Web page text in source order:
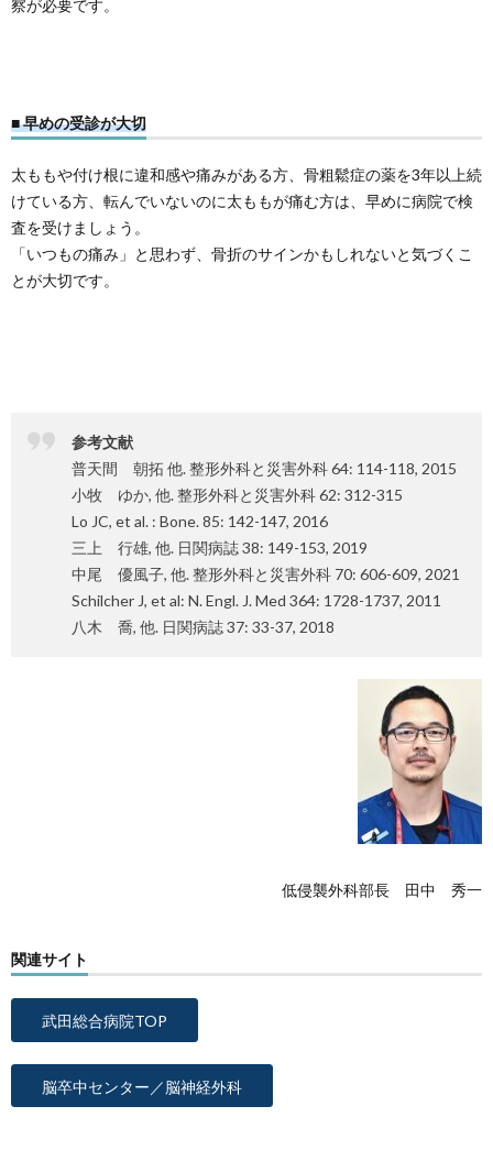
察が必要です。
■ 早めの受診が大切
太ももや付け根に違和感や痛みがある方、骨粗鬆症の薬を3年以上続
けている方、転んでいないのに太ももが痛む方は、早めに病院で検
査を受けましょう。
「いつもの痛み」と思わず、骨折のサインかもしれないと気づくこ
とが大切です。
参考文献
普天間 朝拓 他. 整形外科と災害外科 64: 114-118, 2015
小牧 ゆか, 他. 整形外科と災害外科 62: 312-315
Lo JC, et al. : Bone. 85: 142-147, 2016
三上 行雄, 他. 日関病誌 38: 149-153, 2019
中尾 優風子, 他. 整形外科と災害外科 70: 606-609, 2021
Schilcher J, et al: N. Engl. J. Med 364: 1728-1737, 2011
八木 喬, 他. 日関病誌 37: 33-37, 2018
低侵襲外科部長 田中 秀一
関連サイト
武田総合病院TOP
脳卒中センター／脳神経外科